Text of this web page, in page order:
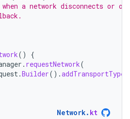
a network disconnects or
()
{
. requestNetwork(
.Builder().addTransportType
Network. kt